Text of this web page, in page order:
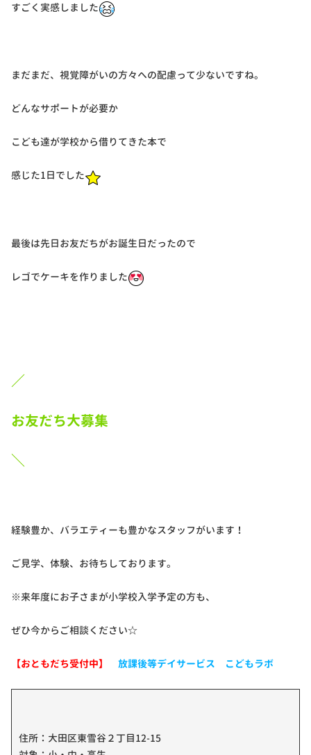
すごく実感しました
まだまだ、視覚障がいの方々への配慮って少ないですね。
どんなサポートが必要か
こども達が学校から借りてきた本で
感じた1日でした
最後は先日お友だちがお誕生日だったので
レゴでケーキを作りました
／
お友だち大募集
＼
経験豊か、バラエティーも豊かなスタッフがいます！
ご見学、体験、お待ちしております。
※来年度にお子さまが小学校入学予定の方も、
ぜひ今からご相談ください☆
【おともだち受付中】 放課後等デイサービス こどもラボ
住所：大田区東雪谷２丁目12-15